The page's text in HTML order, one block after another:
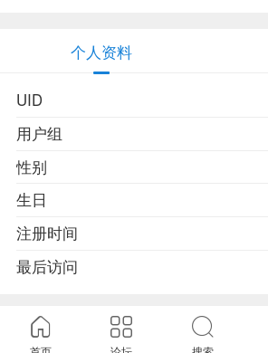
个人资料
UID
用户组
性别
生日
注册时间
最后访问